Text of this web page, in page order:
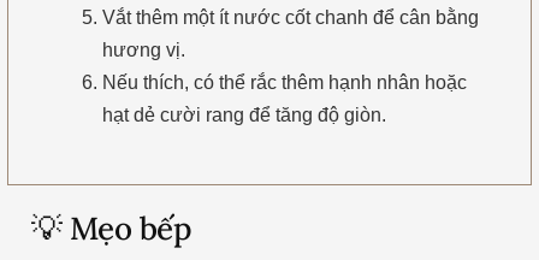
Vắt thêm một ít nước cốt chanh để cân bằng
hương vị.
Nếu thích, có thể rắc thêm hạnh nhân hoặc
hạt dẻ cười rang để tăng độ giòn.
💡 Mẹo bếp